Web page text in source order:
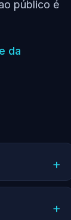
público é
da